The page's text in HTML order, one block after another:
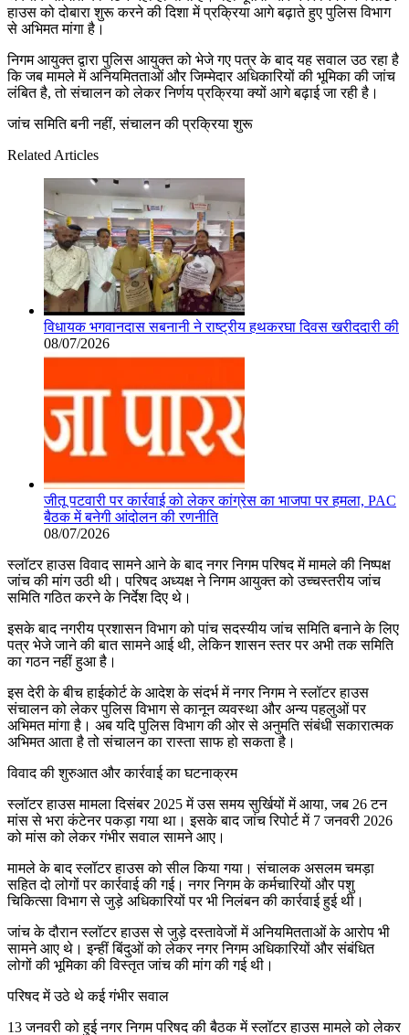
हाउस को दोबारा शुरू करने की दिशा में प्रक्रिया आगे बढ़ाते हुए पुलिस विभाग
से अभिमत मांगा है।
निगम आयुक्त द्वारा पुलिस आयुक्त को भेजे गए पत्र के बाद यह सवाल उठ रहा है
कि जब मामले में अनियमितताओं और जिम्मेदार अधिकारियों की भूमिका की जांच
लंबित है, तो संचालन को लेकर निर्णय प्रक्रिया क्यों आगे बढ़ाई जा रही है।
जांच समिति बनी नहीं, संचालन की प्रक्रिया शुरू
Related Articles
विधायक भगवानदास सबनानी ने राष्ट्रीय हथकरघा दिवस खरीददारी की
08/07/2026
जीतू पटवारी पर कार्रवाई को लेकर कांग्रेस का भाजपा पर हमला, PAC
बैठक में बनेगी आंदोलन की रणनीति
08/07/2026
स्लॉटर हाउस विवाद सामने आने के बाद नगर निगम परिषद में मामले की निष्पक्ष
जांच की मांग उठी थी। परिषद अध्यक्ष ने निगम आयुक्त को उच्चस्तरीय जांच
समिति गठित करने के निर्देश दिए थे।
इसके बाद नगरीय प्रशासन विभाग को पांच सदस्यीय जांच समिति बनाने के लिए
पत्र भेजे जाने की बात सामने आई थी, लेकिन शासन स्तर पर अभी तक समिति
का गठन नहीं हुआ है।
इस देरी के बीच हाईकोर्ट के आदेश के संदर्भ में नगर निगम ने स्लॉटर हाउस
संचालन को लेकर पुलिस विभाग से कानून व्यवस्था और अन्य पहलुओं पर
अभिमत मांगा है। अब यदि पुलिस विभाग की ओर से अनुमति संबंधी सकारात्मक
अभिमत आता है तो संचालन का रास्ता साफ हो सकता है।
विवाद की शुरुआत और कार्रवाई का घटनाक्रम
स्लॉटर हाउस मामला दिसंबर 2025 में उस समय सुर्खियों में आया, जब 26 टन
मांस से भरा कंटेनर पकड़ा गया था। इसके बाद जांच रिपोर्ट में 7 जनवरी 2026
को मांस को लेकर गंभीर सवाल सामने आए।
मामले के बाद स्लॉटर हाउस को सील किया गया। संचालक असलम चमड़ा
सहित दो लोगों पर कार्रवाई की गई। नगर निगम के कर्मचारियों और पशु
चिकित्सा विभाग से जुड़े अधिकारियों पर भी निलंबन की कार्रवाई हुई थी।
जांच के दौरान स्लॉटर हाउस से जुड़े दस्तावेजों में अनियमितताओं के आरोप भी
सामने आए थे। इन्हीं बिंदुओं को लेकर नगर निगम अधिकारियों और संबंधित
लोगों की भूमिका की विस्तृत जांच की मांग की गई थी।
परिषद में उठे थे कई गंभीर सवाल
13 जनवरी को हुई नगर निगम परिषद की बैठक में स्लॉटर हाउस मामले को लेकर